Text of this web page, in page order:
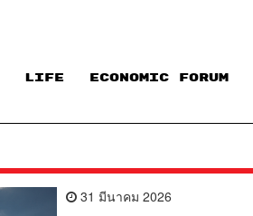
LIFE ECONOMIC FORUM
31 มีนาคม 2026